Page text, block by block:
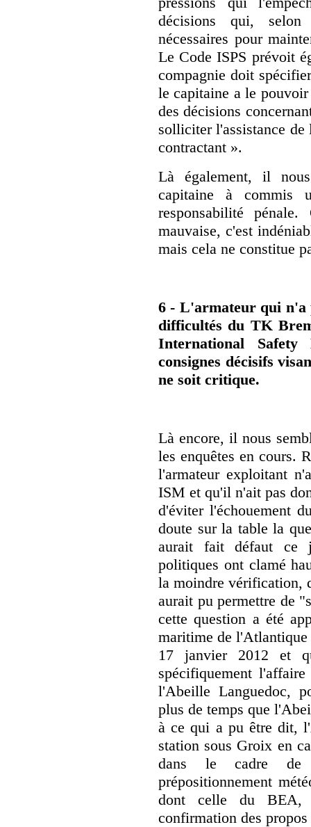
décisions qui, selon
nécessaires pour
Le Code ISPS prévoit
compagnie doit
le capitaine a le
des décisions
solliciter l'assistance de
contractant ».
Là également, il
capitaine à commis
responsabilité
mauvaise, c'est
mais cela ne constitue
6 - L'armateur qui n'a
difficultés du TK
International Safety
consignes décisifs
ne soit critique.
Là encore, il nous
les enquêtes en cours.
l'armateur exploitant
ISM et qu'il n'ait pas
d'éviter l'échouement
doute sur la table la
aurait fait défaut ce
politiques ont clamé
la moindre vérification,
aurait pu permettre de
cette question a été
maritime de
17 janvier 2012 et
spécifiquement
l'Abeille Languedoc,
plus de temps que
à ce qui a pu être dit,
station sous Groix en
dans le cadre de
prépositionnement
dont celle du BEA,
confirmation des